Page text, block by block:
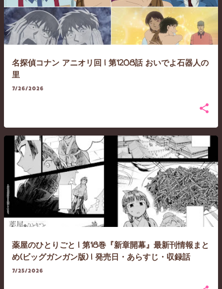
名探偵コナン アニオリ回 | 第1208話 おいでよ石器人の
里
7/26/2026
薬屋のひとりごと | 第18巻『新章開幕』最新刊情報まと
め(ビッグガンガン版) | 発売日・あらすじ・収録話
7/25/2026